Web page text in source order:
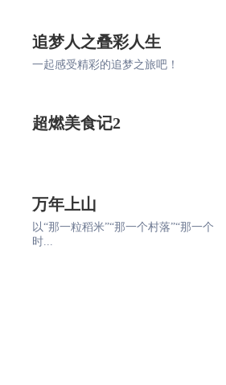
追梦人之叠彩人生
一起感受精彩的追梦之旅吧！
超燃美食记2
万年上山
以“那一粒稻米”“那一个村落”“那一个
时...